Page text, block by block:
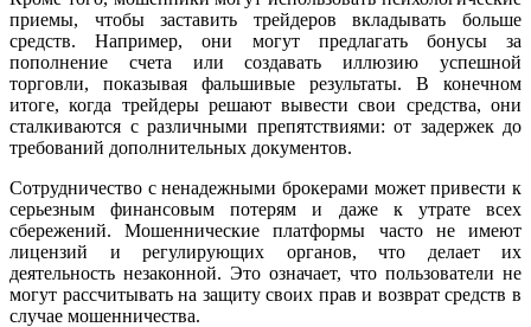
приемы, чтобы заставить трейдеров вкладывать больше
средств. Например, они могут предлагать бонусы за
пополнение счета или создавать иллюзию успешной
торговли, показывая фальшивые результаты. В конечном
итоге, когда трейдеры решают вывести свои средства, они
сталкиваются с различными препятствиями: от задержек до
требований дополнительных документов.
Сотрудничество с ненадежными брокерами может привести к
серьезным финансовым потерям и даже к утрате всех
сбережений. Мошеннические платформы часто не имеют
лицензий и регулирующих органов, что делает их
деятельность незаконной. Это означает, что пользователи не
могут рассчитывать на защиту своих прав и возврат средств в
случае мошенничества.